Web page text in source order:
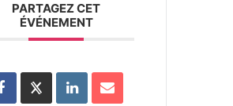
PARTAGEZ CET
ÉVÉNEMENT